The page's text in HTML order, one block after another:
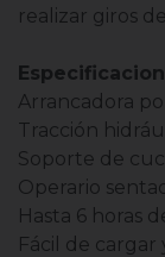
realizar giros de
Arrancadora
Tracción
Soporte de
Operario
Hasta 6 horas
Fácil de cargar